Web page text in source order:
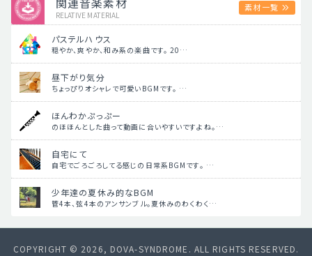
RELATIVE MATERIAL
素材一覧
パステルハウス
穏やか、爽やか、和み系の楽曲です。 20…
昼下がり気分
ちょっぴりオシャレで可愛いBGMです。 …
ほんわかぷっぷー
のほほんとした曲って動画に合いやすいですよね。…
自宅にて
自宅でごろごろしてる感じの日常系BGMです。 …
少年達の夏休み的なBGM
管4本、弦4本のアンサンブル。夏休みのわくわく…
COPYRIGHT © 2026, DOVA-SYNDROME. ALL RIGHTS RESERVED.